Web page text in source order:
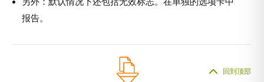
报告。
回到顶部